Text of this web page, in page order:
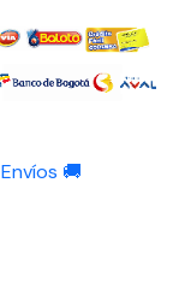
Envíos 🚚